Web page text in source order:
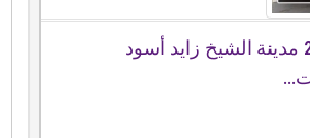
تى 2 جيتور 2025 مدينة الشيخ زايد أسود